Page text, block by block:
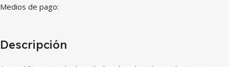
Medios de pago:
Descripción